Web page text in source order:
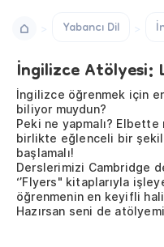
Yabancı Dil
İngilizce Atölyesi:
İngilizce öğrenmek için
biliyor muydun?
Peki ne yapmalı?
birlikte eğlenceli bir
başlamalı!
Derslerimizi Cambridge
‘’Flyers" kitaplarıyla
öğrenmenin en keyifli
Hazırsan seni de